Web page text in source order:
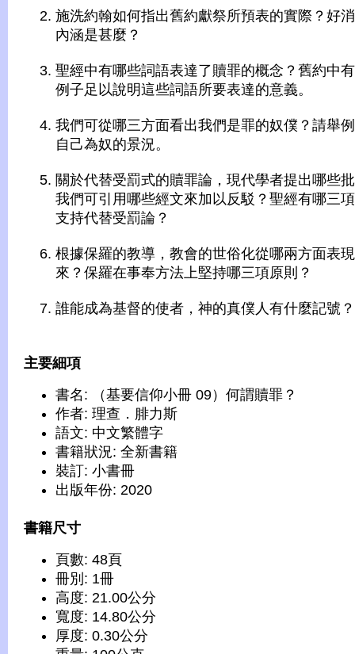
施洗約翰如何指出舊約獻祭所預表的實際？好
內涵是甚麼？
聖經中有哪些詞語表達了贖罪的概念？舊約中
例子足以說明這些詞語所要表達的意義。
我們可從哪三方面看出我們是罪的奴僕？請舉
自己為奴的景況。
關於代替受罰式的贖罪論，現代學者提出哪些
我們可引用哪些經文來加以反駁？聖經有哪三
支持代替受罰論？
根據保羅的教導，教會的世俗化從哪兩方面表
來？保羅在事奉方法上堅持哪三項原則？
誰能成為基督的使者，神的真僕人有什麼記號？
主要細項
書名: （基要信仰小冊 09）何謂贖罪？
作者: 理查．腓力斯
語文: 中文繁體字
書籍狀況: 全新書籍
裝訂: 小書冊
出版年份: 2020
書籍尺寸
頁數: 48頁
冊別: 1冊
高度: 21.00公分
寬度: 14.80公分
厚度: 0.30公分